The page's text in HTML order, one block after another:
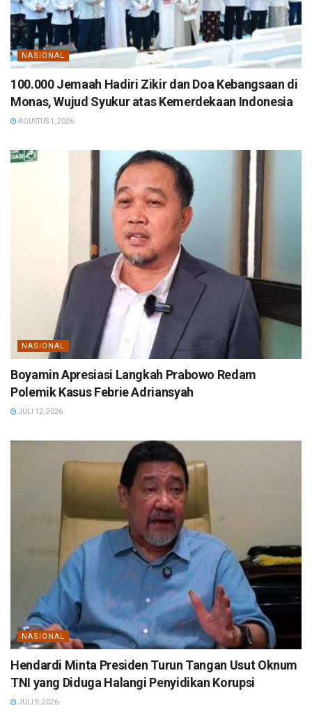
NASIONAL
100.000 Jemaah Hadiri Zikir dan Doa Kebangsaan di
Monas, Wujud Syukur atas Kemerdekaan Indonesia
AGUSTUS 1, 2026
NASIONAL
Boyamin Apresiasi Langkah Prabowo Redam
Polemik Kasus Febrie Adriansyah
JULI 12, 2026
NASIONAL
Hendardi Minta Presiden Turun Tangan Usut Oknum
TNI yang Diduga Halangi Penyidikan Korupsi
JULI 9, 2026